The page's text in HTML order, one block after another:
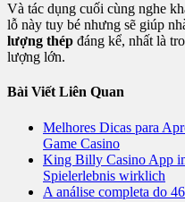
Và tác dụng cuối cùng nghe
lỗ này tuy bé nhưng sẽ giúp
lượng thép đáng kể, nhất là
lượng lớn.
Bài Viết Liên Quan
Melhores Dicas para
Game Casino
King Billy Casino App
Spielerlebnis wirklich
A análise completa do